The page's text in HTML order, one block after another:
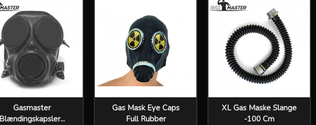
Gasmaster
Blændingskapsler...
Gas Mask Eye Caps
Full Rubber
XL Gas Maske Slange
-100 Cm